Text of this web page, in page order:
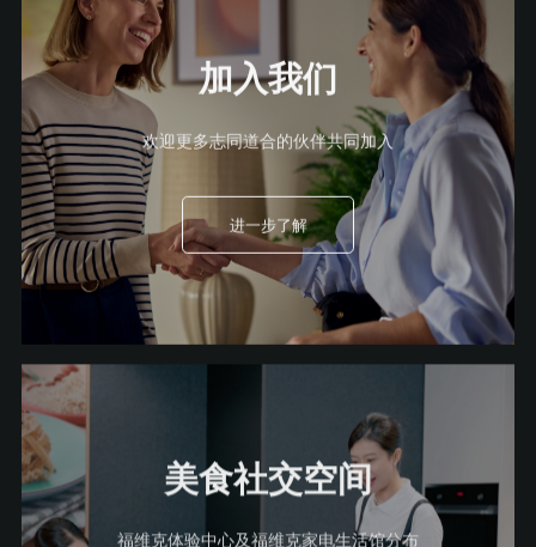
加入我们
欢迎更多志同道合的伙伴共同加入
进一步了解
美食社交空间
福维克体验中心及福维克家电生活馆分布